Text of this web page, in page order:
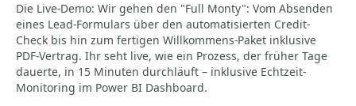
Die Live-Demo: Wir gehen den "Full Monty": Vom Absenden
eines Lead-Formulars über den automatisierten Credit-
Check bis hin zum fertigen Willkommens-Paket inklusive
PDF-Vertrag. Ihr seht live, wie ein Prozess, der früher Tage
dauerte, in 15 Minuten durchläuft – inklusive Echtzeit-
Monitoring im Power BI Dashboard.